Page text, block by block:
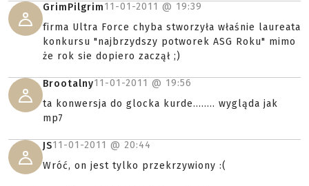
GrimPilgrim11-01-2011 @ 19:39
firma Ultra Force chyba stworzyła właśnie laureata
konkursu "najbrzydszy potworek ASG Roku" mimo
że rok sie dopiero zaczął ;)
Brootalny11-01-2011 @ 19:56
ta konwersja do glocka kurde........ wygląda jak
mp7
JS11-01-2011 @ 20:44
Wróć, on jest tylko przekrzywiony :(